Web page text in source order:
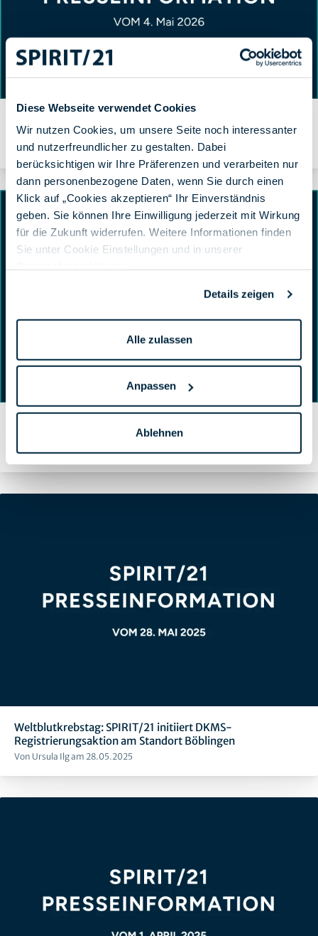
Diese Webseite verwendet Cookies
Wir nutzen Cookies, um unsere Seite noch interessanter
und nutzerfreundlicher zu gestalten. Dabei
berücksichtigen wir Ihre Präferenzen und verarbeiten nur
dann personenbezogene Daten, wenn Sie durch einen
Klick auf „Cookies akzeptieren“ Ihr Einverständnis
geben. Sie können Ihre Einwilligung jederzeit mit Wirkung
für die Zukunft widerrufen. Weitere Informationen finden
Sie unter Cookie Einstellungen und in unserer
Details zeigen
Alle zulassen
Anpassen
Ablehnen
und Betrieb aus einer Hand
Von Ursula Ilg am 04.05.2026
Zusammenarbeit mit STACKIT
Von Ursula Ilg am 23.04.2026
Weltblutkrebstag: SPIRIT/21 initiiert DKMS-
Registrierungsaktion am Standort Böblingen
Von Ursula Ilg am 28.05.2025